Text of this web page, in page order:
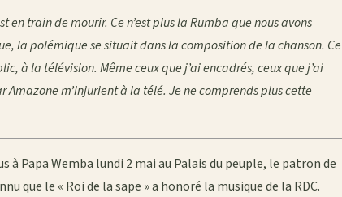
en train de mourir. Ce n’est plus la Rumba que nous avons
la polémique se situait dans la composition de la chanson. Ce
à la télévision. Même ceux que j’ai encadrés, ceux que j’ai
m’injurient à la télé. Je ne comprends plus cette
Papa Wemba lundi 2 mai au Palais du peuple, le patron de
que le « Roi de la sape » a honoré la musique de la RDC.